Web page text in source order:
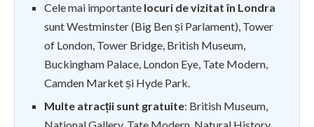
Cele mai importante locuri de vizitat în Londra
sunt Westminster (Big Ben și Parlament), Tower
of London, Tower Bridge, British Museum,
Buckingham Palace, London Eye, Tate Modern,
Camden Market și Hyde Park.
Multe atracții sunt gratuite: British Museum,